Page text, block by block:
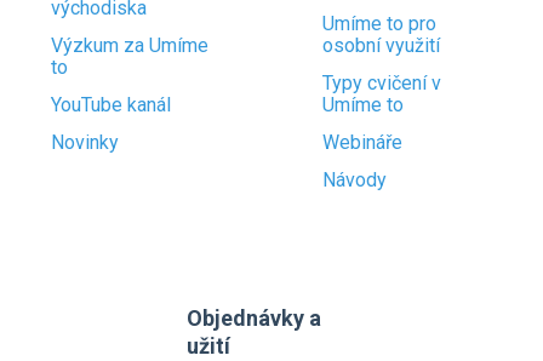
východiska
Výzkum za Umíme
to
YouTube kanál
Novinky
Umíme to pro
osobní využití
Typy cvičení v
Umíme to
Webináře
Návody
Objednávky a
užití